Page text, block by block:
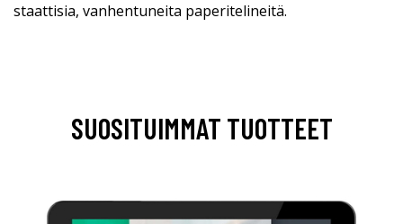
staattisia, vanhentuneita paperitelineitä.
SUOSITUIMMAT TUOTTEET